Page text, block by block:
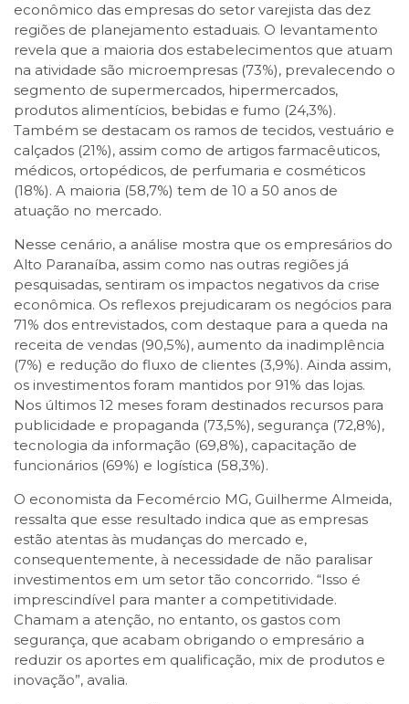
econômico das empresas do setor varejista das dez
regiões de planejamento estaduais. O levantamento
revela que a maioria dos estabelecimentos que atuam
na atividade são microempresas (73%), prevalecendo o
segmento de supermercados, hipermercados,
produtos alimentícios, bebidas e fumo (24,3%).
Também se destacam os ramos de tecidos, vestuário e
calçados (21%), assim como de artigos farmacêuticos,
médicos, ortopédicos, de perfumaria e cosméticos
(18%). A maioria (58,7%) tem de 10 a 50 anos de
atuação no mercado.
Nesse cenário, a análise mostra que os empresários do
Alto Paranaíba, assim como nas outras regiões já
pesquisadas, sentiram os impactos negativos da crise
econômica. Os reflexos prejudicaram os negócios para
71% dos entrevistados, com destaque para a queda na
receita de vendas (90,5%), aumento da inadimplência
(7%) e redução do fluxo de clientes (3,9%). Ainda assim,
os investimentos foram mantidos por 91% das lojas.
Nos últimos 12 meses foram destinados recursos para
publicidade e propaganda (73,5%), segurança (72,8%),
tecnologia da informação (69,8%), capacitação de
funcionários (69%) e logística (58,3%).
O economista da Fecomércio MG, Guilherme Almeida,
ressalta que esse resultado indica que as empresas
estão atentas às mudanças do mercado e,
consequentemente, à necessidade de não paralisar
investimentos em um setor tão concorrido. “Isso é
imprescindível para manter a competitividade.
Chamam a atenção, no entanto, os gastos com
segurança, que acabam obrigando o empresário a
reduzir os aportes em qualificação, mix de produtos e
inovação”, avalia.